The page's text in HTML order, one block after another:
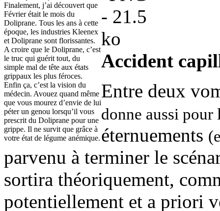
Finalement, j’ai découvert que
Février était le mois du
Doliprane. Tous les ans à cette
époque, les industries Kleenex
et Doliprane sont florissantes.
A croire que le Doliprane, c’est
le truc qui guérit tout, du
simple mal de tête aux états
grippaux les plus féroces.
Enfin ça, c’est la vision du
médecin. Avouez quand même
que vous mourez d’envie de lui
péter un genou lorsqu’il vous
prescrit du Doliprane pour une
grippe. Il ne survit que grâce à
votre état de légume anémique.
Accident
Entre deux
donne aussi pour
éternuements
parvenu à terminer le
sortira théoriquement,
potentiellement et a priori